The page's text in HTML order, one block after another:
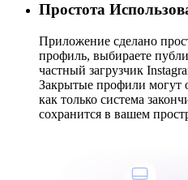
Простота
Приложение сделано
профиль, выбираете
частный загрузчик
Закрытые профили могут
как только система
сохранится в вашем